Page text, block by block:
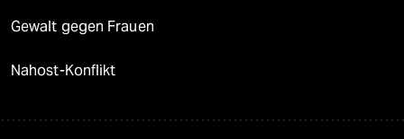
Gewalt gegen Frauen
Nahost-Konflikt